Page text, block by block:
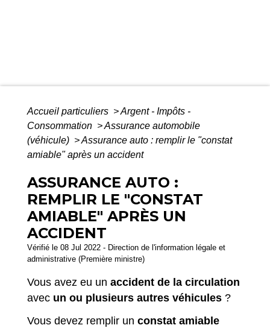
Accueil particuliers >Argent - Impôts -
Consommation >Assurance automobile
(véhicule) >Assurance auto : remplir le "constat
amiable" après un accident
ASSURANCE AUTO :
REMPLIR LE "CONSTAT
AMIABLE" APRÈS UN
ACCIDENT
Vérifié le 08 Jul 2022 - Direction de l'information légale et
administrative (Première ministre)
Vous avez eu un accident de la circulation
avec un ou plusieurs autres véhicules ?
Vous devez remplir un constat amiable